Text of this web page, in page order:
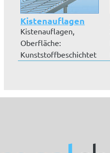
Kistenauflagen
Kistenauflagen,
Oberfläche:
Kunststoffbeschichtet